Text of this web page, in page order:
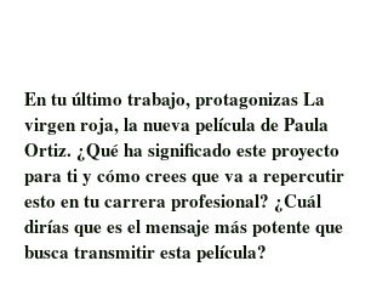
En tu último trabajo, protagonizas La
virgen roja, la nueva película de Paula
Ortiz. ¿Qué ha significado este proyecto
para ti y cómo crees que va a repercutir
esto en tu carrera profesional? ¿Cuál
dirías que es el mensaje más potente que
busca transmitir esta película?